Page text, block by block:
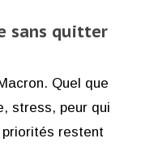
sans quitter
Quel que
stress, peur qui
priorités restent